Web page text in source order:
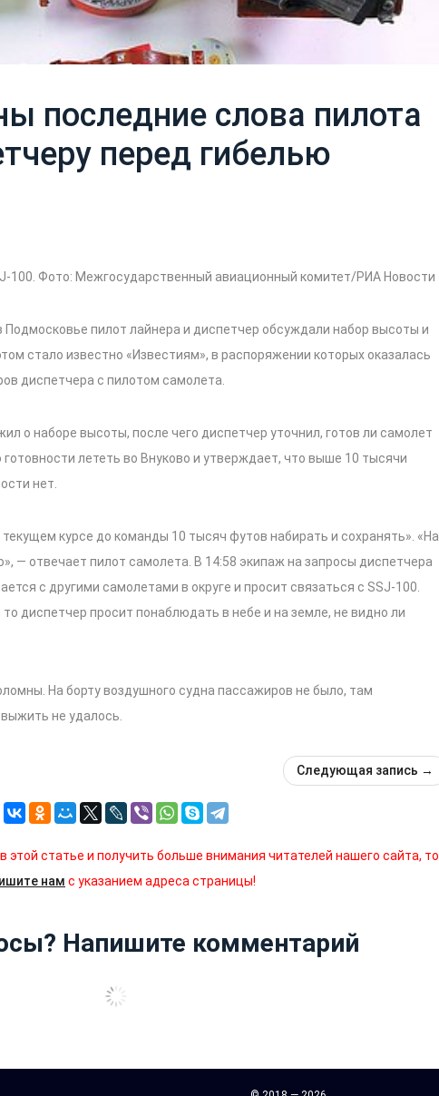
последние слова пилота
перед гибелью
100. Фото: Межгосударственный авиационный комитет/РИА Новости
пилот лайнера и диспетчер обсуждали набор высоты и
стало известно «Известиям», в распоряжении которых оказалась
диспетчера с пилотом самолета.
о наборе высоты, после чего диспетчер уточнил, готов ли самолет
готовности лететь во Внуково и утверждает, что выше 10 тысячи
нет.
курсе до команды 10 тысяч футов набирать и сохранять». «На
— отвечает пилот самолета. В 14:58 экипаж на запросы диспетчера
с другими самолетами в округе и просит связаться с SSJ-100.
диспетчер просит понаблюдать в небе и на земле, не видно ли
На борту воздушного судна пассажиров не было, там
не удалось.
Следующая запись →
этой статье и получить больше внимания читателей нашего сайта, то
нам с указанием адреса страницы!
Напишите комментарий